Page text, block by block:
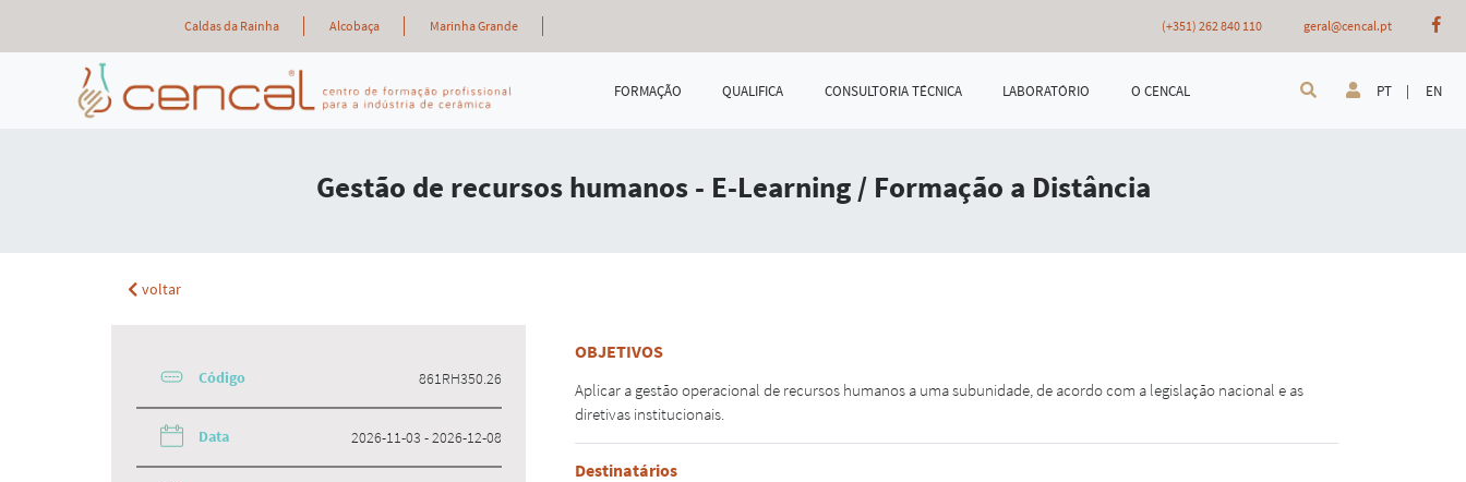
Caldas da Rainha Alcobaça Marinha Grande (+351) 262 840 110 geral@cencal.pt
FORMAÇÃO QUALIFICA CONSULTORIA TÉCNICA LABORATÓRIO O CENCAL PT | EN
Gestão de recursos humanos - E-Learning / Formação a Distância
voltar
Código 861RH350.26
Data 2026-11-03 - 2026-12-08
OBJETIVOS
Aplicar a gestão operacional de recursos humanos a uma subunidade, de acordo com a legislação nacional e as
diretivas institucionais.
Destinatários